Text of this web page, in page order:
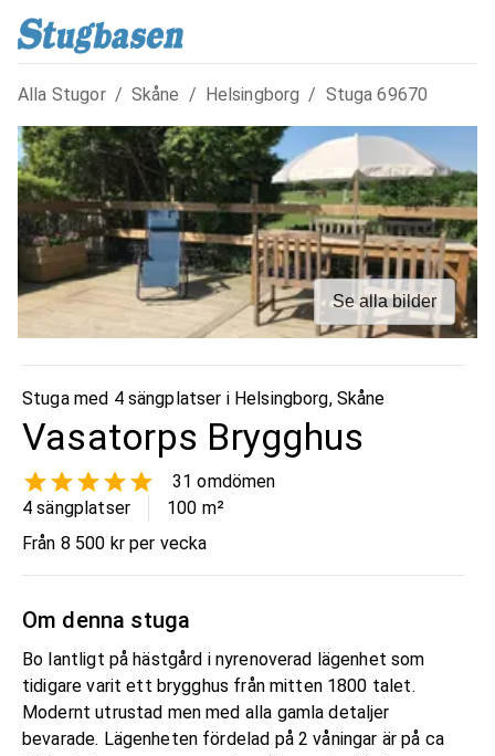
Alla Stugor / Skåne / Helsingborg / Stuga69670
Se alla bilder
Stuga med 4 sängplatser i Helsingborg, Skåne
Vasatorps Brygghus
31 omdömen
4 sängplatser
100 m²
Från 8 500 kr per vecka
Om denna stuga
Bo lantligt på hästgård i nyrenoverad lägenhet som
tidigare varit ett brygghus från mitten 1800 talet.
Modernt utrustad men med alla gamla detaljer
bevarade. Lägenheten fördelad på 2 våningar är på ca